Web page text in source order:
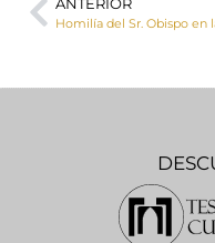
ANTERIOR